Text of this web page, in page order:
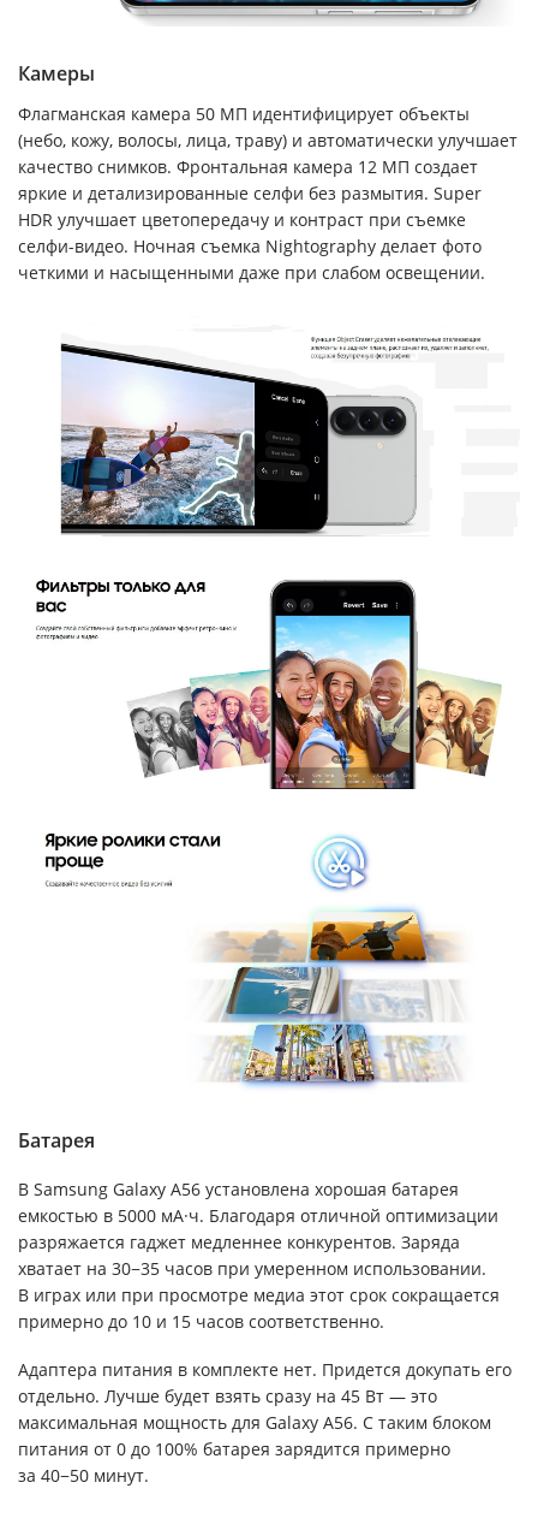
Камеры
Флагманская камера 50 МП идентифицирует объекты
(небо, кожу, волосы, лица, траву) и автоматически улучшает
качество снимков. Фронтальная камера 12 МП создает
яркие и детализированные селфи без размытия. Super
HDR улучшает цветопередачу и контраст при съемке
селфи-видео. Ночная съемка Nightography делает фото
четкими и насыщенными даже при слабом освещении.
Батарея
В Samsung Galaxy A56 установлена хорошая батарея
емкостью в 5000 мА·ч. Благодаря отличной оптимизации
разряжается гаджет медленнее конкурентов. Заряда
хватает на 30−35 часов при умеренном использовании.
В играх или при просмотре медиа этот срок сокращается
примерно до 10 и 15 часов соответственно.
Адаптера питания в комплекте нет. Придется докупать его
отдельно. Лучше будет взять сразу на 45 Вт — это
максимальная мощность для Galaxy A56. С таким блоком
питания от 0 до 100% батарея зарядится примерно
за 40−50 минут.